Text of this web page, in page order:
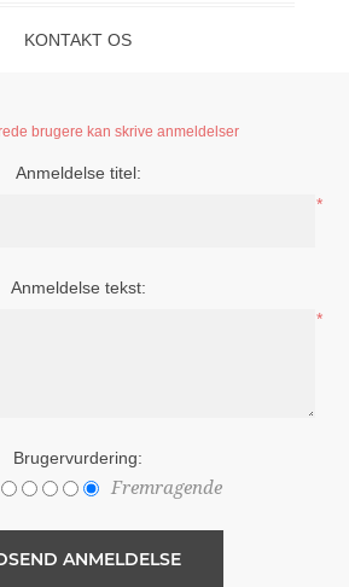
KONTAKT OS
brugere kan skrive anmeldelser
Anmeldelse titel:
*
Anmeldelse tekst:
*
Brugervurdering:
Fremragende